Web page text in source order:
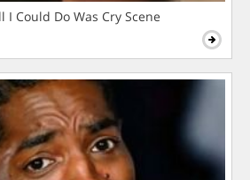
I Could Do Was Cry Scene